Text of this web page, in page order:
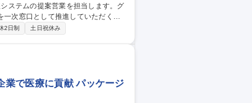
一次窓口として推進していただくポ
2日制 土日祝休み
業で医療に貢献 パッケージ